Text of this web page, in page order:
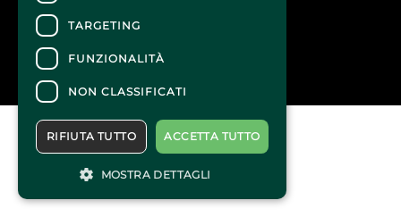
TARGETING
FUNZIONALITÀ
NON CLASSIFICATI
ACCETTA TUTTO
RIFIUTA TUTTO
MOSTRA DETTAGLI